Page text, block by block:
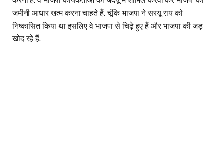
जमीनी आधार खत्म करना चाहते हैं. चूंकि भाजपा ने सरयू राय को
निष्कासित किया था इसलिए वे भाजपा से चिढ़े हुए हैं और भाजपा की जड़
खोद रहे हैं.